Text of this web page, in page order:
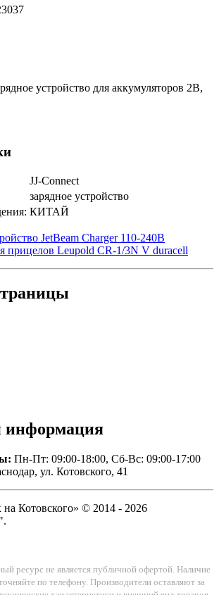
устройство для аккумуляторов 2В,
JJ-Connect
зарядное устройство
КИТАЙ
JetBeam Charger 110-240B
прицелов Leupold CR-1/3N V duracell
информация
Пн-Пт: 09:00-18:00, Сб-Вс: 09:00-17:00
ул. Котовского, 41
Котовского» © 2014 - 2026
ресурс не является публичной офертой. Наличие
по телефону. Производители оставляют за